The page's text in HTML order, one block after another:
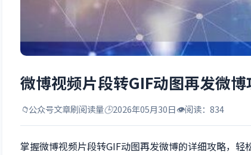
微博视频片段转GIF动图再发微博
📁公众号文章刷阅读量🕒2026年05月30日👁️阅读：834
掌握微博视频片段转GIF动图再发微博的详细攻略，